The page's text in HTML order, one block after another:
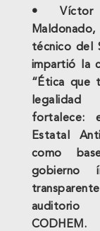
• Víctor
técnico del
impartió la
“Ética que
fortalece:
Estatal
como
gobierno
CODHEM.